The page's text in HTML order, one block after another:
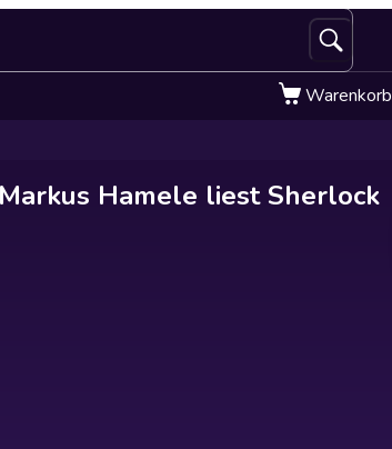
Warenkorb
Hamele liest Sherlock